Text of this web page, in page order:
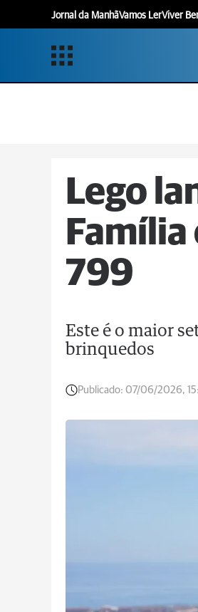
Jornal da ManhãVamos LerViver
Lego
Família
799
Este é o maior
brinquedos
Publicado: 07/06/2026,